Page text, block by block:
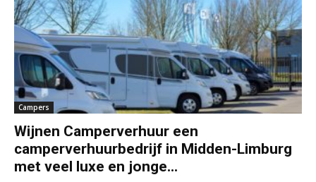
Campers
Wijnen Camperverhuur een
camperverhuurbedrijf in Midden-Limburg
met veel luxe en jonge...